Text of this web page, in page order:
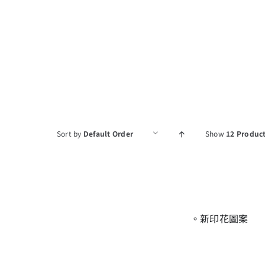
Sort by Default Order Show 12
。新印花圖案